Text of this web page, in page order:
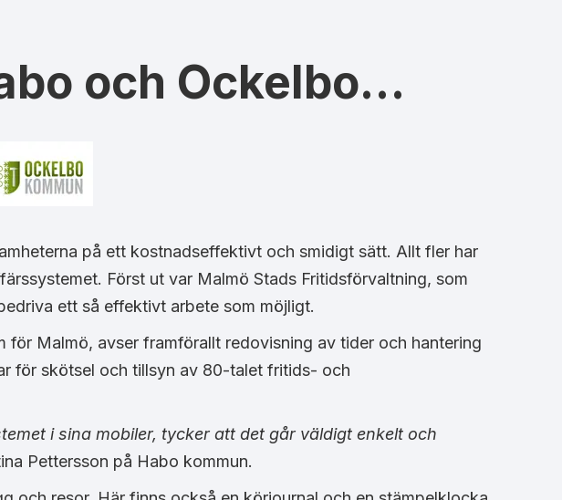
och Ockelbo…
på ett kostnadseffektivt och smidigt sätt. Allt fler har
Först ut var Malmö Stads Fritidsförvaltning, som
ett så effektivt arbete som möjligt.
Malmö, avser framförallt redovisning av tider och hantering
för skötsel och tillsyn av 80-talet fritids- och
i sina mobiler, tycker att det går väldigt enkelt och
Pettersson på Habo kommun.